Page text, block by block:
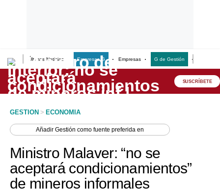
Últimas Noticias Empresas G Empresas G de Gestión
Lo último
Peru Quiosco
Economía
Mercados
SUSCRÍBETE
GESTION > ECONOMIA
AñadirGestión como fuente preferida en
Ministro Malaver: “no se
aceptará condicionamientos”
de mineros informales